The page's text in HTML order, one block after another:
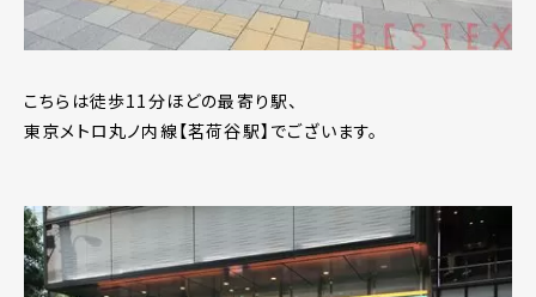
こちらは徒歩11分ほどの最寄り駅、
東京メトロ丸ノ内線【茗荷谷駅】でございます。